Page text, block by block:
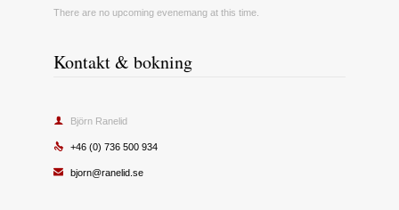
There are no upcoming evenemang at this time.
Kontakt & bokning
 Björn Ranelid
 +46 (0) 736 500 934
 bjorn@ranelid.se